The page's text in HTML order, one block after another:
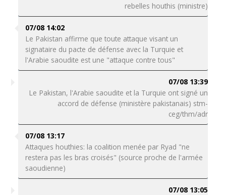
rebelles houthis (ministre)
07/08 14:02
Le Pakistan affirme que toute attaque visant un
signataire du pacte de défense avec la Turquie et
l'Arabie saoudite est une "attaque contre tous"
07/08 13:39
Le Pakistan, l'Arabie saoudite et la Turquie ont signé un
accord de défense (ministère pakistanais) stm-
ceg/thm/adr
07/08 13:17
Attaques houthies: la coalition menée par Ryad "ne
restera pas les bras croisés" (source proche de l'armée
saoudienne)
07/08 13:05